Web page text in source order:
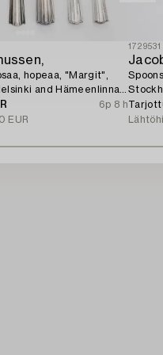
hopeaa, "Margit",
and Hämeenlinna
6p 8 h
EUR
1729531